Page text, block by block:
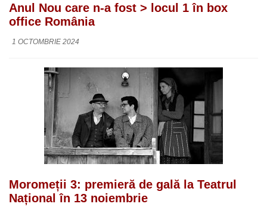
Anul Nou care n-a fost > locul 1 în box
office România
1 OCTOMBRIE 2024
Moromeții 3: premieră de gală la Teatrul
Național în 13 noiembrie